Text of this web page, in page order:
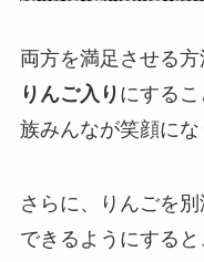
両方を満足させる方
りんご入り にする
族みんなが笑顔にな
さらに、りんごを
できるようにする